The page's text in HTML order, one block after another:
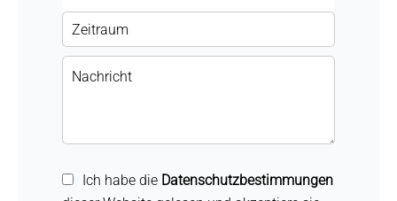
Ich habe die Datenschutzbestimmungen